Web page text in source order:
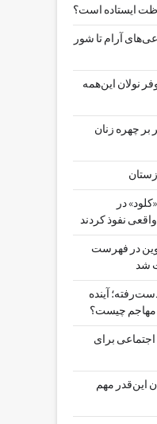
ایستاده است؟
آرام تا شور
نولان این‌همه
بر چهره زنان
در
نفوذ کردند
در فهرست
شد
آینده
مهاجم چیست؟
برای
این‌قدر مهم